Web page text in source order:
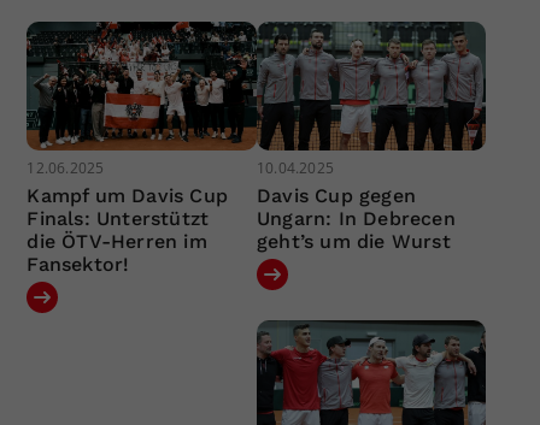
12.06.2025
Kampf um Davis Cup
Finals: Unterstützt
die ÖTV-Herren im
Fansektor!
10.04.2025
Davis Cup gegen
Ungarn: In Debrecen
geht’s um die Wurst